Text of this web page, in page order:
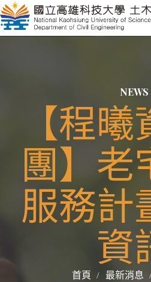
NEWS
【程
團】老
服務計
資
首頁 最新消息